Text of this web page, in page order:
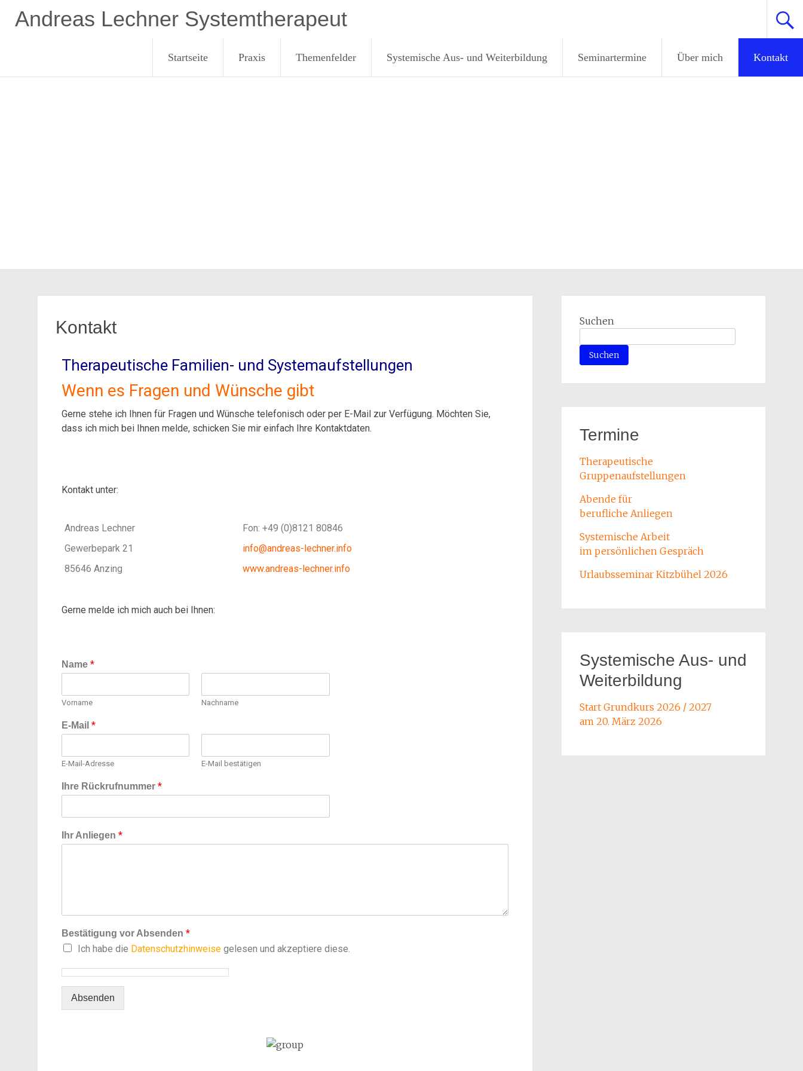
Andreas Lechner Systemtherapeut
Startseite Praxis Themenfelder Systemische Aus- und Weiterbildung Seminartermine Über mich Kontakt
Kontakt
Therapeutische Familien- und Systemaufstellungen
Wenn es Fragen und Wünsche gibt
Gerne stehe ich Ihnen für Fragen und Wünsche telefonisch oder per E-Mail zur Verfügung. Möchten Sie,
dass ich mich bei Ihnen melde, schicken Sie mir einfach Ihre Kontaktdaten.
Kontakt unter:
Andreas Lechner
Fon: +49 (0)8121 80846
Gewerbepark 21
info@andreas-lechner.info
85646 Anzing
www.andreas-lechner.info
Gerne melde ich mich auch bei Ihnen:
Name *
Vorname Nachname
E-Mail *
E-Mail-Adresse E-Mail bestätigen
Ihre Rückrufnummer *
Ihr Anliegen *
Bestätigung vor Absenden *
Ich habe die Datenschutzhinweise gelesen und akzeptiere diese.
Absenden
Suchen
Suchen
Termine
Therapeutische
Gruppenaufstellungen
Abende für
berufliche Anliegen
Systemische Arbeit
im persönlichen Gespräch
Urlaubsseminar Kitzbühel 2026
Systemische Aus- und
Weiterbildung
Start Grundkurs 2026 / 2027
am 20. März 2026